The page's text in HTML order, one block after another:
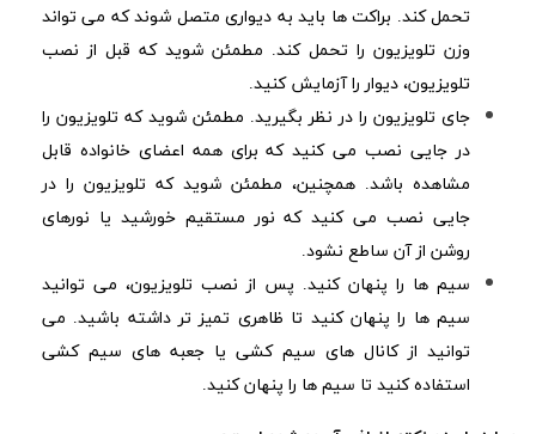
تحمل کند. براکت ها باید به دیواری متصل شوند که می تواند
وزن تلویزیون را تحمل کند. مطمئن شوید که قبل از نصب
تلویزیون، دیوار را آزمایش کنید.
جای تلویزیون را در نظر بگیرید. مطمئن شوید که تلویزیون را
در جایی نصب می کنید که برای همه اعضای خانواده قابل
مشاهده باشد. همچنین، مطمئن شوید که تلویزیون را در
جایی نصب می کنید که نور مستقیم خورشید یا نورهای
روشن از آن ساطع نشود.
سیم ها را پنهان کنید. پس از نصب تلویزیون، می توانید
سیم ها را پنهان کنید تا ظاهری تمیز تر داشته باشید. می
توانید از کانال های سیم کشی یا جعبه های سیم کشی
استفاده کنید تا سیم ها را پنهان کنید.